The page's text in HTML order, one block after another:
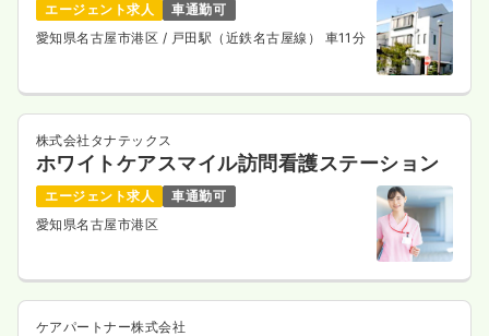
エージェント求人
車通勤可
愛知県名古屋市港区 / 戸田駅（近鉄名古屋線） 車11分
株式会社タナテックス
ホワイトケアスマイル訪問看護ステーション
エージェント求人
車通勤可
愛知県名古屋市港区
ケアパートナー株式会社